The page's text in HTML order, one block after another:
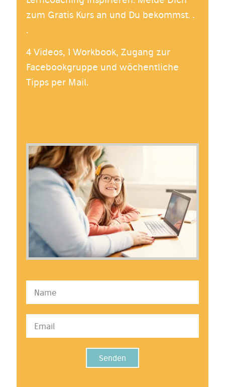
zum Gratis Kurs an und Du bekommst. .
.
4 Videos, 1 Workbook, Zugang zur
Facebookgruppe und wöchentliche
Tipps per Mail.
Senden